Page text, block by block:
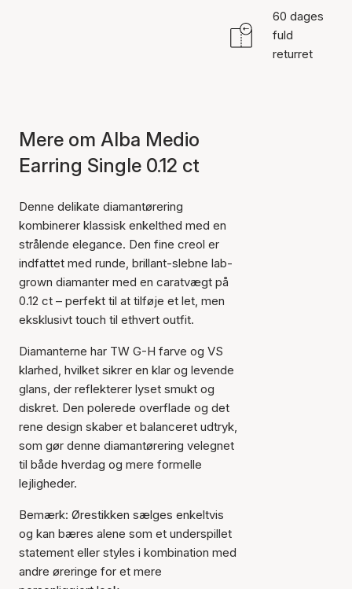
Varen er tilføjet til kurven
60 dages
fuld
returret
Mere om Alba Medio
Earring Single 0.12 ct
Denne delikate diamantørering
kombinerer klassisk enkelthed med en
strålende elegance. Den fine creol er
indfattet med runde, brillant-slebne lab-
grown diamanter med en caratvægt på
0.12 ct – perfekt til at tilføje et let, men
eksklusivt touch til ethvert outfit.
Diamanterne har TW G-H farve og VS
klarhed, hvilket sikrer en klar og levende
glans, der reflekterer lyset smukt og
diskret. Den polerede overflade og det
rene design skaber et balanceret udtryk,
som gør denne diamantørering velegnet
til både hverdag og mere formelle
lejligheder.
Bemærk: Ørestikken sælges enkeltvis
og kan bæres alene som et underspillet
statement eller styles i kombination med
andre øreringe for et mere